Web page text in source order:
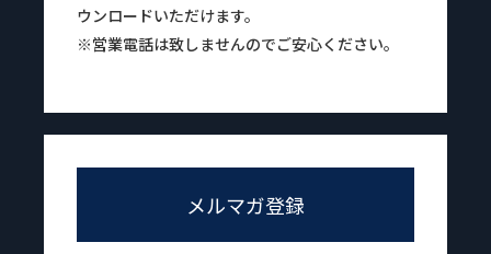
ウンロードいただけます。
※営業電話は致しませんのでご安心ください。
メルマガ登録